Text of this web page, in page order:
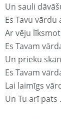
Un sauli
Es Tavu
Ar vēju
Es Tavam
Un prieku
Es Tavam
Lai laimīgs
Un Tu arī pats